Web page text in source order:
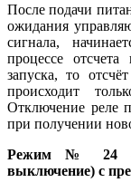
После подачи
ожидания
сигнала,
процессе
запуска, то
происходит
Отключение реле
при получении
Режим № 24 -
выключение) с